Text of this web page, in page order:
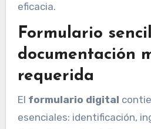
eficacia.
Formulario
documentación
requerida
El formulario digital
esenciales: identificación,